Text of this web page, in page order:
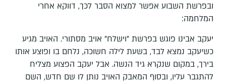
ובפרשת השבוע אפשר למצוא הסבר לכך, דווקא אחרי
המלחמה:
יעקב אבינו פוגש בפרשת "וישלח" אויב מסתורי. האויב מגיע
כשיעקב נמצא לבד, בשעת לילה חשוכה, נלחם בו ופוצע אותו
בירך, במקום שנקרא גיד הנשה. אבל יעקב הפצוע מצליח
להתגבר עליו, ובסוף המאבק האויב נותן לו שם חדש, השם